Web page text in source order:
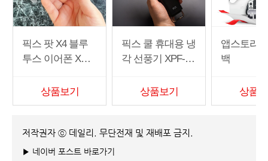
픽스 팟 X4 블루
투스 이어폰 XWS
상품보기
픽스 쿨 휴대용 냉
각 선풍기 XPF-50
상품보기
앱스토리
백
상품
저작권자 ⓒ 데일리. 무단전재 및 재배포 금지.
▶ 네이버 포스트 바로가기